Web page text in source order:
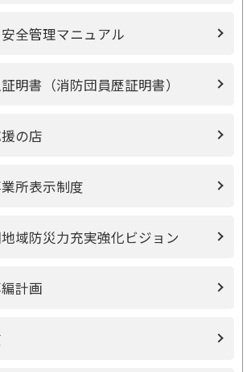
全管理マニュアル
明書（消防団員歴証明書）
の店
所表示制度
域防災力充実強化ビジョン
計画